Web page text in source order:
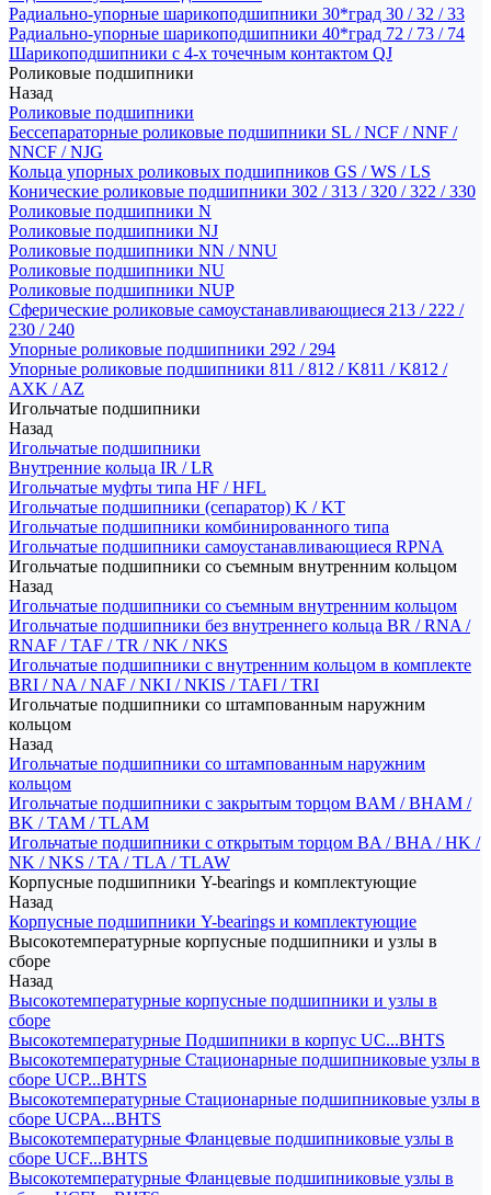
Радиально-упорные шарикоподшипники 30*град 30 / 32 / 33
Радиально-упорные шарикоподшипники 40*град 72 / 73 / 74
Шарикоподшипники с 4-х точечным контактом QJ
Роликовые подшипники
Назад
Роликовые подшипники
Бессепараторные роликовые подшипники SL / NCF / NNF /
NNCF / NJG
Кольца упорных роликовых подшипников GS / WS / LS
Конические роликовые подшипники 302 / 313 / 320 / 322 / 330
Роликовые подшипники N
Роликовые подшипники NJ
Роликовые подшипники NN / NNU
Роликовые подшипники NU
Роликовые подшипники NUP
Сферические роликовые самоустанавливающиеся 213 / 222 /
230 / 240
Упорные роликовые подшипники 292 / 294
Упорные роликовые подшипники 811 / 812 / K811 / K812 /
AXK / AZ
Игольчатые подшипники
Назад
Игольчатые подшипники
Внутренние кольца IR / LR
Игольчатые муфты типа HF / HFL
Игольчатые подшипники (сепаратор) K / KT
Игольчатые подшипники комбинированного типа
Игольчатые подшипники самоустанавливающиеся RPNA
Игольчатые подшипники со съемным внутренним кольцом
Назад
Игольчатые подшипники со съемным внутренним кольцом
Игольчатые подшипники без внутреннего кольца BR / RNA /
RNAF / TAF / TR / NK / NKS
Игольчатые подшипники с внутренним кольцом в комплекте
BRI / NA / NAF / NKI / NKIS / TAFI / TRI
Игольчатые подшипники со штампованным наружним
кольцом
Назад
Игольчатые подшипники со штампованным наружним
кольцом
Игольчатые подшипники с закрытым торцом BAM / BHAM /
BK / TAM / TLAM
Игольчатые подшипники с открытым торцом BA / BHA / HK /
NK / NKS / TA / TLA / TLAW
Корпусные подшипники Y-bearings и комплектующие
Назад
Корпусные подшипники Y-bearings и комплектующие
Высокотемпературные корпусные подшипники и узлы в
сборе
Назад
Высокотемпературные корпусные подшипники и узлы в
сборе
Высокотемпературные Подшипники в корпус UC...BHTS
Высокотемпературные Стационарные подшипниковые узлы в
сборе UCP...BHTS
Высокотемпературные Стационарные подшипниковые узлы в
сборе UCPA...BHTS
Высокотемпературные Фланцевые подшипниковые узлы в
сборе UCF...BHTS
Высокотемпературные Фланцевые подшипниковые узлы в